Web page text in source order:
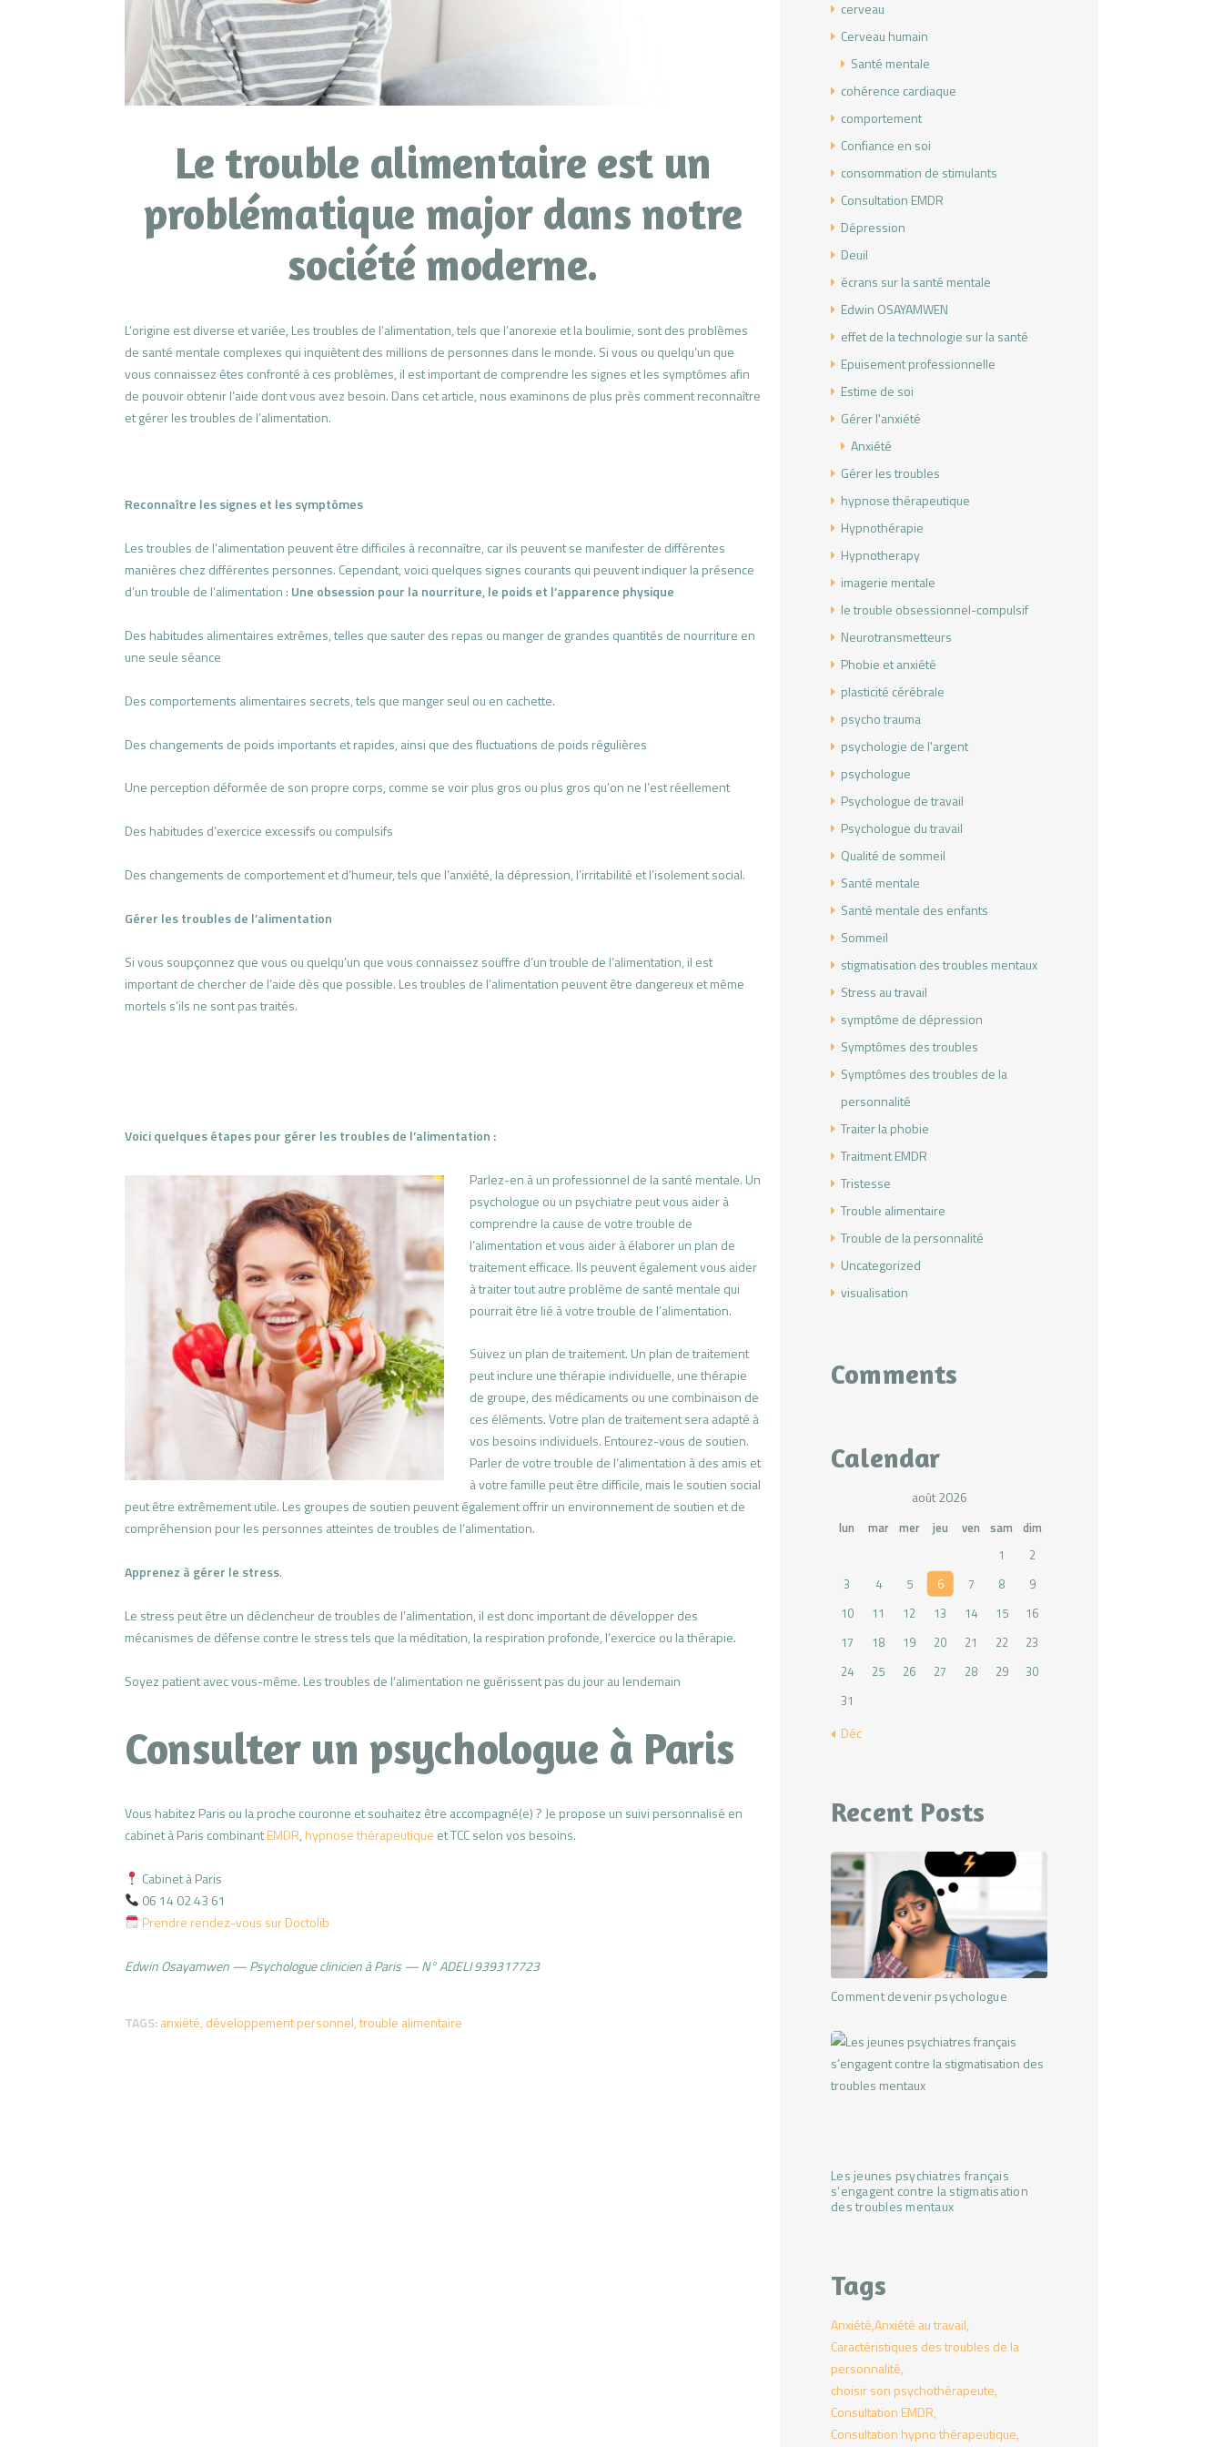
Le trouble alimentaire est un
problématique major dans notre
société moderne.
L’origine est diverse et variée, Les troubles de l’alimentation, tels que l’anorexie et la boulimie, sont des problèmes
de santé mentale complexes qui inquiètent des millions de personnes dans le monde. Si vous ou quelqu’un que
vous connaissez êtes confronté à ces problèmes, il est important de comprendre les signes et les symptômes afin
de pouvoir obtenir l’aide dont vous avez besoin. Dans cet article, nous examinons de plus près comment reconnaître
et gérer les troubles de l’alimentation.
Reconnaître les signes et les symptômes
Les troubles de l’alimentation peuvent être difficiles à reconnaître, car ils peuvent se manifester de différentes
manières chez différentes personnes. Cependant, voici quelques signes courants qui peuvent indiquer la présence
d’un trouble de l’alimentation : Une obsession pour la nourriture, le poids et l’apparence physique
Des habitudes alimentaires extrêmes, telles que sauter des repas ou manger de grandes quantités de nourriture en
une seule séance
Des comportements alimentaires secrets, tels que manger seul ou en cachette.
Des changements de poids importants et rapides, ainsi que des fluctuations de poids régulières
Une perception déformée de son propre corps, comme se voir plus gros ou plus gros qu’on ne l’est réellement
Des habitudes d’exercice excessifs ou compulsifs
Des changements de comportement et d’humeur, tels que l’anxiété, la dépression, l’irritabilité et l’isolement social.
Gérer les troubles de l’alimentation
Si vous soupçonnez que vous ou quelqu’un que vous connaissez souffre d’un trouble de l’alimentation, il est
important de chercher de l’aide dès que possible. Les troubles de l’alimentation peuvent être dangereux et même
mortels s’ils ne sont pas traités.
Voici quelques étapes pour gérer les troubles de l’alimentation :
Parlez-en à un professionnel de la santé mentale. Un
psychologue ou un psychiatre peut vous aider à
comprendre la cause de votre trouble de
l’alimentation et vous aider à élaborer un plan de
traitement efficace. Ils peuvent également vous aider
à traiter tout autre problème de santé mentale qui
pourrait être lié à votre trouble de l’alimentation.
Suivez un plan de traitement. Un plan de traitement
peut inclure une thérapie individuelle, une thérapie
de groupe, des médicaments ou une combinaison de
ces éléments. Votre plan de traitement sera adapté à
vos besoins individuels. Entourez-vous de soutien.
Parler de votre trouble de l’alimentation à des amis et
à votre famille peut être difficile, mais le soutien social
peut être extrêmement utile. Les groupes de soutien peuvent également offrir un environnement de soutien et de
compréhension pour les personnes atteintes de troubles de l’alimentation.
Apprenez à gérer le stress.
Le stress peut être un déclencheur de troubles de l’alimentation, il est donc important de développer des
mécanismes de défense contre le stress tels que la méditation, la respiration profonde, l’exercice ou la thérapie.
Soyez patient avec vous-même. Les troubles de l’alimentation ne guérissent pas du jour au lendemain
Consulter un psychologue à Paris
Vous habitez Paris ou la proche couronne et souhaitez être accompagné(e) ? Je propose un suivi personnalisé en
cabinet à Paris combinantEMDR, hypnose thérapeutique et TCC selon vos besoins.
Cabinet à Paris
06 14 02 43 61
Prendre rendez-vous sur Doctolib
Edwin Osayamwen — Psychologue clinicien à Paris — N° ADELI 939317723
TAGS:anxiété, développement personnel,trouble alimentaire
cerveau
Cerveau humain
Santé mentale
cohérence cardiaque
comportement
Confiance en soi
consommation de stimulants
Consultation EMDR
Dépression
Deuil
écrans sur la santé mentale
Edwin OSAYAMWEN
effet de la technologie sur la santé
Epuisement professionnelle
Estime de soi
Gérer l'anxiété
Anxiété
Gérer les troubles
hypnose thérapeutique
Hypnothérapie
Hypnotherapy
imagerie mentale
le trouble obsessionnel-compulsif
Neurotransmetteurs
Phobie et anxiété
plasticité cérébrale
psycho trauma
psychologie de l'argent
psychologue
Psychologue de travail
Psychologue du travail
Qualité de sommeil
Santé mentale
Santé mentale des enfants
Sommeil
stigmatisation des troubles mentaux
Stress au travail
symptôme de dépression
Symptômes des troubles
Symptômes des troubles de la
personnalité
Traiter la phobie
Traitment EMDR
Tristesse
Trouble alimentaire
Trouble de la personnalité
Uncategorized
visualisation
Comments
Calendar
août 2026
lun mar mer jeu ven sam dim
1
2
3
4 5 6 7 8
9
10
11 12 13 14 15
16
17
18 19 20 21 22
23
24
25 26 27 28 29
30
31
« Déc
Recent Posts
Comment devenir psychologue
Les jeunes psychiatres français
s’engagent contre la stigmatisation
des troubles mentaux
Tags
AnxiétéAnxiété au travail
Caractéristiques des troubles de la
personnalité
choisir son psychothérapeute
Consultation EMDR
Consultation hypno thérapeutique